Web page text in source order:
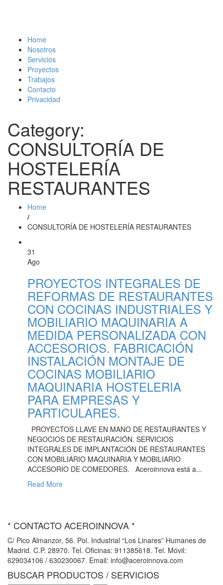
Home
Nosotros
Servicios
Proyectos
Trabajos
Contacto
Privacidad
Category:
CONSULTORÍA DE
HOSTELERÍA
RESTAURANTES
Home
/
CONSULTORÍA DE HOSTELERÍA RESTAURANTES
31
Ago
PROYECTOS INTEGRALES DE
REFORMAS DE RESTAURANTES
CON COCINAS INDUSTRIALES Y
MOBILIARIO MAQUINARIA A
MEDIDA PERSONALIZADA CON
ACCESORIOS. FABRICACIÓN
INSTALACIÓN MONTAJE DE
COCINAS MOBILIARIO
MAQUINARIA HOSTELERIA
PARA EMPRESAS Y
PARTICULARES.
PROYECTOS LLAVE EN MANO DE RESTAURANTES Y
NEGOCIOS DE RESTAURACIÓN. SERVICIOS
INTEGRALES DE IMPLANTACIÓN DE RESTAURANTES
CON MOBILIARIO MAQUINARIA Y MOBILIARIO
ACCESORIO DE COMEDORES. Aceroinnova está a...
Read More
* CONTACTO ACEROINNOVA *
C/ Pico Almanzor, 56. Pol. Industrial “Los Linares” Humanes de
Madrid. C.P. 28970. Tel. Oficinas: 911385618. Tel. Móvil:
629034106 / 630230067. Email: info@aceroinnova.com
BUSCAR PRODUCTOS / SERVICIOS